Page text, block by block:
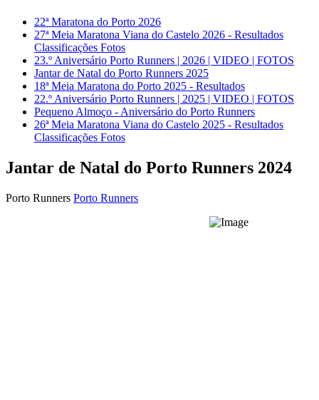
22ª Maratona do Porto 2026
27ª Meia Maratona Viana do Castelo 2026 - Resultados
Classificações Fotos
23.º Aniversário Porto Runners | 2026 | VIDEO | FOTOS
Jantar de Natal do Porto Runners 2025
18ª Meia Maratona do Porto 2025 - Resultados
22.º Aniversário Porto Runners | 2025 | VIDEO | FOTOS
Pequeno Almoço - Aniversário do Porto Runners
26ª Meia Maratona Viana do Castelo 2025 - Resultados
Classificações Fotos
Jantar de Natal do Porto Runners 2024
Porto Runners Porto Runners